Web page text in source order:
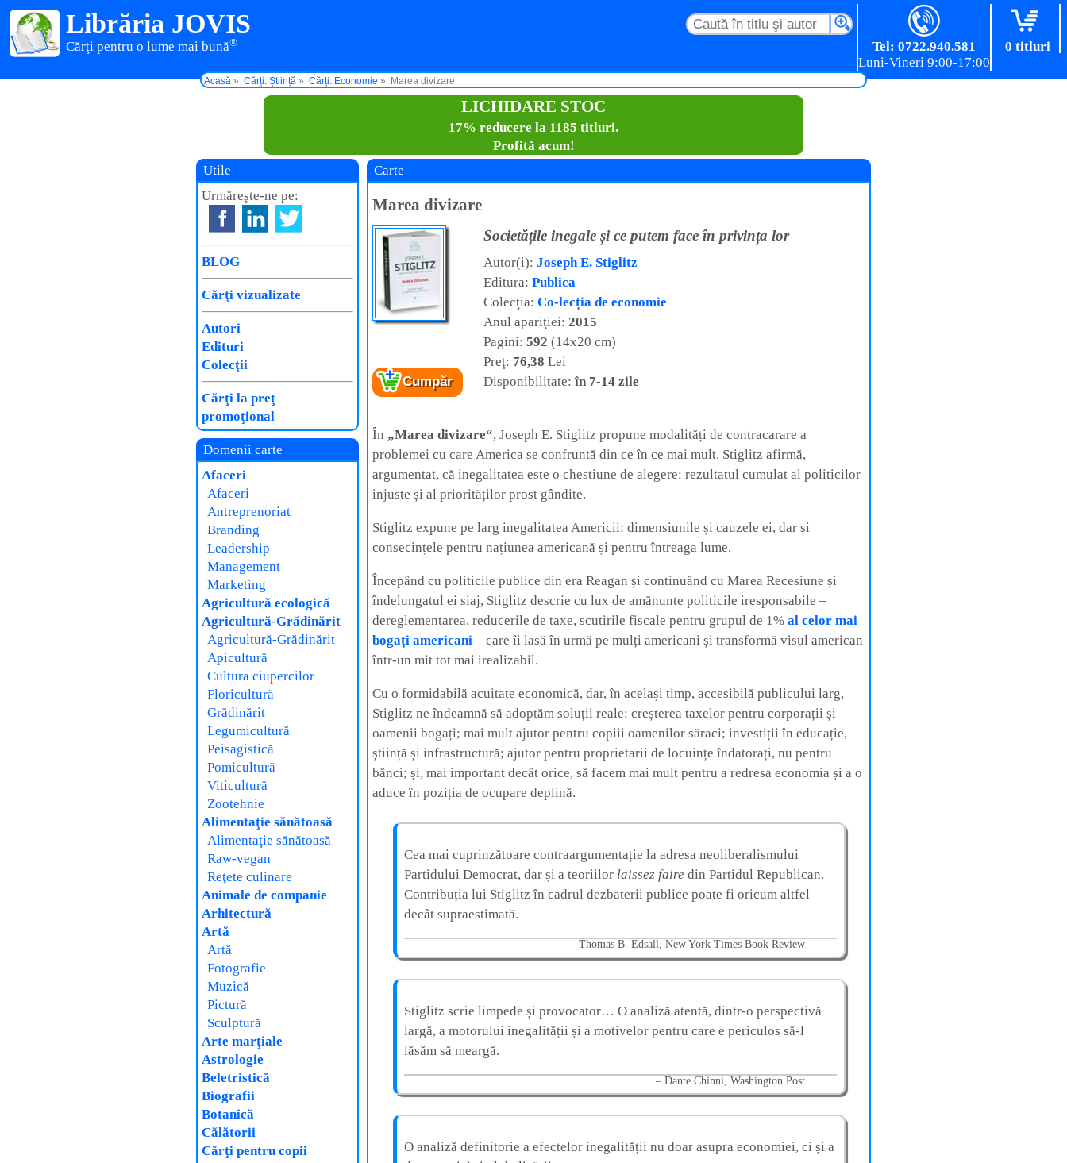
Librăria JOVIS
Cărţi pentru o lume mai bună® 0 titluri
Tel: 0722.940.581
Acasă Cărți: Știință Cărți: Economie Marea divizare
LICHIDARE STOC
17% reducere la 1185 titluri.
Profită acum!
Carte
Marea divizare
Cumpăr
Societățile inegale și ce putem face în privința lor
Autor(i): Joseph E. Stiglitz
Editura: Publica
Colecţia: Co-lecția de economie
Anul apariţiei: 2015
Pagini: 592 (14x20 cm)
Preţ: 76,38 Lei
Disponibilitate:în 7-14 zile
În „Marea divizare“, Joseph E. Stiglitz propune modalități de contracarare a
problemei cu care America se confruntă din ce în ce mai mult. Stiglitz afirmă,
argumentat, că inegalitatea este o chestiune de alegere: rezultatul cumulat al politicilor
injuste și al priorităților prost gândite.
Stiglitz expune pe larg inegalitatea Americii: dimensiunile și cauzele ei, dar și
consecințele pentru națiunea americană și pentru întreaga lume.
Începând cu politicile publice din era Reagan și continuând cu Marea Recesiune și
îndelungatul ei siaj, Stiglitz descrie cu lux de amănunte politicile iresponsabile –
dereglementarea, reducerile de taxe, scutirile fiscale pentru grupul de 1% al celor mai
bogați americani – care îi lasă în urmă pe mulți americani și transformă visul american
într-un mit tot mai irealizabil.
Cu o formidabilă acuitate economică, dar, în același timp, accesibilă publicului larg,
Stiglitz ne îndeamnă să adoptăm soluții reale: creșterea taxelor pentru corporații și
oamenii bogați; mai mult ajutor pentru copiii oamenilor săraci; investiții în educație,
știință și infrastructură; ajutor pentru proprietarii de locuințe îndatorați, nu pentru
bănci; și, mai important decât orice, să facem mai mult pentru a redresa economia și a o
aduce în poziția de ocupare deplină.
Cea mai cuprinzătoare contraargumentație la adresa neoliberalismului
Partidului Democrat, dar și a teoriilor laissez faire din Partidul Republican.
Contribuția lui Stiglitz în cadrul dezbaterii publice poate fi oricum altfel
decât supraestimată.
Thomas B. Edsall, New York Times Book Review
Stiglitz scrie limpede și provocator… O analiză atentă, dintr-o perspectivă
largă, a motorului inegalității și a motivelor pentru care e periculos să-l
lăsăm să meargă.
Dante Chinni, Washington Post
O analiză definitorie a efectelor inegalității nu doar asupra economiei, ci și a
Utile
Urmăreşte-ne pe:
BLOG
Cărţi vizualizate
Autori
Edituri
Colecţii
Cărţi la preţ
promoţional
Domenii carte
Afaceri
Afaceri
Antreprenoriat
Branding
Leadership
Management
Marketing
Agricultură ecologică
Agricultură-Grădinărit
Agricultură-Grădinărit
Apicultură
Cultura ciupercilor
Floricultură
Grădinărit
Legumicultură
Peisagistică
Pomicultură
Viticultură
Zootehnie
Alimentaţie sănătoasă
Alimentaţie sănătoasă
Raw-vegan
Reţete culinare
Animale de companie
Arhitectură
Artă
Artă
Fotografie
Muzică
Pictură
Sculptură
Arte marţiale
Astrologie
Beletristică
Biografii
Botanică
Călătorii
Cărţi pentru copii